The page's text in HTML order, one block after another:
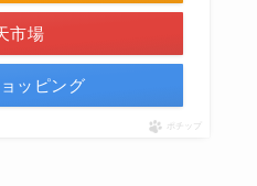
市場
ッピング
ポチップ